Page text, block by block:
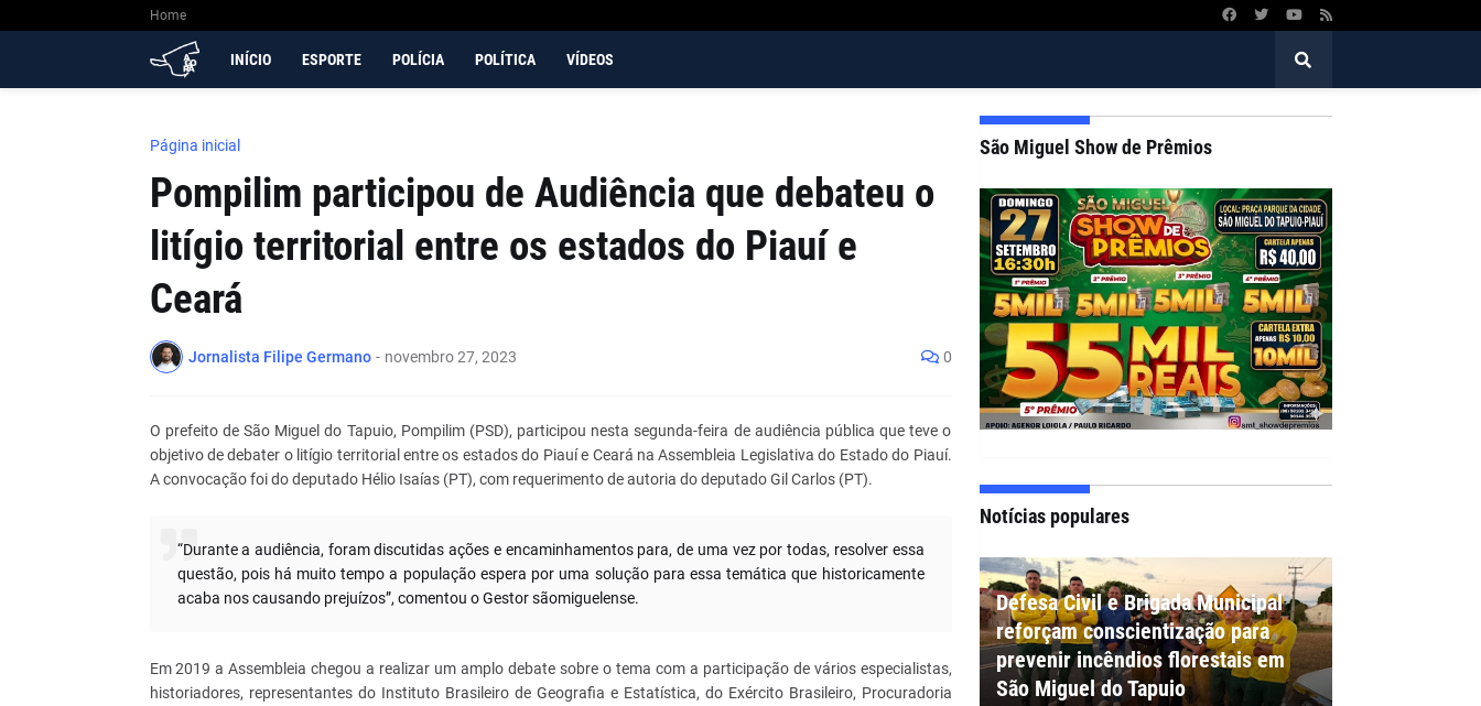
Home
INÍCIO ESPORTE POLÍCIA POLÍTICA VÍDEOS
Página inicial
Pompilim participou de Audiência que debateu o
litígio territorial entre os estados do Piauí e
Ceará
Jornalista Filipe Germano - novembro 27, 2023 0
O prefeito de São Miguel do Tapuio, Pompilim (PSD), participou nesta segunda-feira de audiência pública que teve o
objetivo de debater o litígio territorial entre os estados do Piauí e Ceará na Assembleia Legislativa do Estado do Piauí.
A convocação foi do deputado Hélio Isaías (PT), com requerimento de autoria do deputado Gil Carlos (PT).
“Durante a audiência, foram discutidas ações e encaminhamentos para, de uma vez por todas, resolver essa
questão, pois há muito tempo a população espera por uma solução para essa temática que historicamente
acaba nos causando prejuízos”, comentou o Gestor sãomiguelense.
Em 2019 a Assembleia chegou a realizar um amplo debate sobre o tema com a participação de vários especialistas,
historiadores, representantes do Instituto Brasileiro de Geografia e Estatística, do Exército Brasileiro, Procuradoria
São Miguel Show de Prêmios
Notícias populares
Defesa Civil e Brigada Municipal
reforçam conscientização para
prevenir incêndios florestais em
São Miguel do Tapuio